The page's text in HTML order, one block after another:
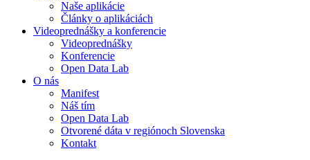
Naše aplikácie
Články o aplikáciách
Videoprednášky a konferencie
Videoprednášky
Konferencie
Open Data Lab
O nás
Manifest
Náš tím
Open Data Lab
Otvorené dáta v regiónoch Slovenska
Kontakt